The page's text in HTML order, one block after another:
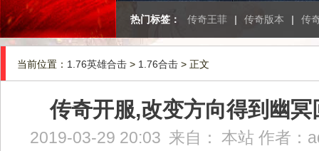
热门标签： 传奇王菲 | 传奇版本 | 传
当前位置： 1.76英雄合击 > 1.76合击 > 正文
传奇开服,改变方向得到幽冥
2019-03-29 20:03 来自： 本站 作者：